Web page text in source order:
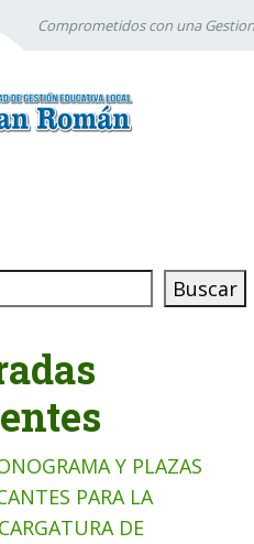
Comprometidos con una
Buscar
Y PLAZAS
PARA LA
DE